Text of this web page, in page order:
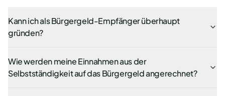
Kann ich als Bürgergeld-Empfänger überhaupt
gründen?
Wie werden meine Einnahmen aus der
Selbstständigkeit auf das Bürgergeld angerechnet?